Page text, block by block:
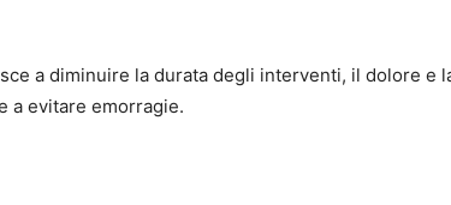
a diminuire la durata degli interventi, il dolore e
a evitare emorragie.